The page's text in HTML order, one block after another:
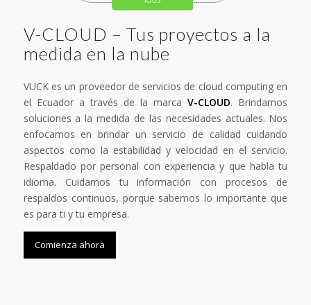
V-CLOUD – Tus proyectos a la
medida en la nube
VUCK es un proveedor de servicios de cloud computing en
el Ecuador a través de la marcaV-CLOUD. Brindamos
soluciones a la medida de las necesidades actuales. Nos
enfocamos en brindar un servicio de calidad cuidando
aspectos como la estabilidad y velocidad en el servicio.
Respaldado por personal con experiencia y que habla tu
idioma. Cuidamos tu información con procesos de
respaldos continuos, porque sabemos lo importante que
es para ti y tu empresa.
Comienza ahora